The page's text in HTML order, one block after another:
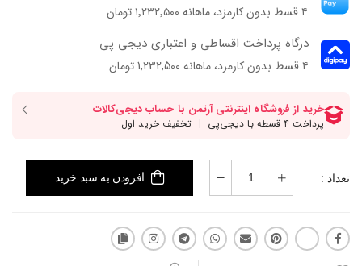
۴ قسط بدون کارمزد، ماهانه ۱٬۲۳۲٬۵۰۰ تومان
درگاه پرداخت اقساطی و اعتباری دیجی پی
۴ قسط بدون کارمزد، ماهانه 1,232,500 تومان
تعداد : افزودن به سبد خرید